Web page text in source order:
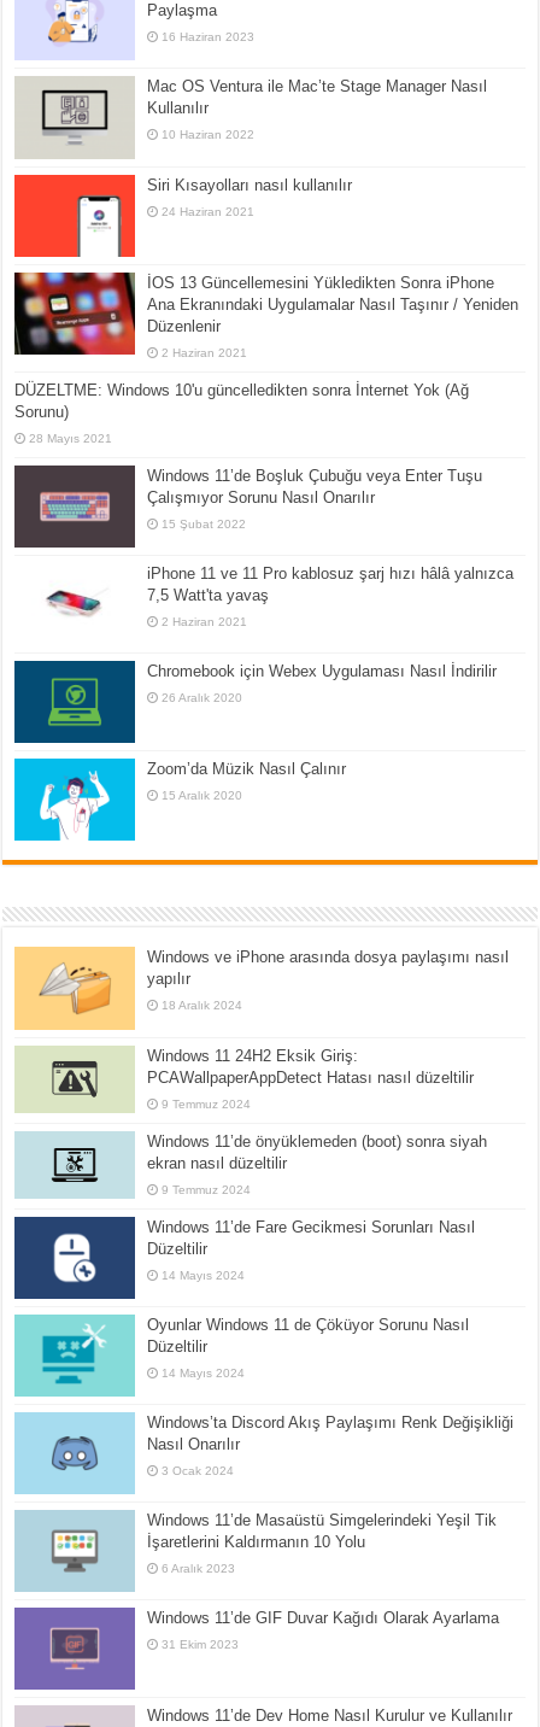
Paylaşma
16 Haziran 2023
Mac OS Ventura ile Mac’te Stage Manager Nasıl
Kullanılır
10 Haziran 2022
Siri Kısayolları nasıl kullanılır
24 Haziran 2021
İOS 13 Güncellemesini Yükledikten Sonra iPhone
Ana Ekranındaki Uygulamalar Nasıl Taşınır / Yeniden
Düzenlenir
2 Haziran 2021
DÜZELTME: Windows 10'u güncelledikten sonra İnternet Yok (Ağ
Sorunu)
28 Mayıs 2021
Windows 11’de Boşluk Çubuğu veya Enter Tuşu
Çalışmıyor Sorunu Nasıl Onarılır
15 Şubat 2022
iPhone 11 ve 11 Pro kablosuz şarj hızı hâlâ yalnızca
7,5 Watt'ta yavaş
2 Haziran 2021
Chromebook için Webex Uygulaması Nasıl İndirilir
26 Aralık 2020
Zoom’da Müzik Nasıl Çalınır
15 Aralık 2020
Windows ve iPhone arasında dosya paylaşımı nasıl
yapılır
18 Aralık 2024
Windows 11 24H2 Eksik Giriş:
PCAWallpaperAppDetect Hatası nasıl düzeltilir
9 Temmuz 2024
Windows 11’de önyüklemeden (boot) sonra siyah
ekran nasıl düzeltilir
9 Temmuz 2024
Windows 11’de Fare Gecikmesi Sorunları Nasıl
Düzeltilir
14 Mayıs 2024
Oyunlar Windows 11 de Çöküyor Sorunu Nasıl
Düzeltilir
14 Mayıs 2024
Windows’ta Discord Akış Paylaşımı Renk Değişikliği
Nasıl Onarılır
3 Ocak 2024
Windows 11’de Masaüstü Simgelerindeki Yeşil Tik
İşaretlerini Kaldırmanın 10 Yolu
6 Aralık 2023
Windows 11’de GIF Duvar Kağıdı Olarak Ayarlama
31 Ekim 2023
Windows 11’de Dev Home Nasıl Kurulur ve Kullanılır